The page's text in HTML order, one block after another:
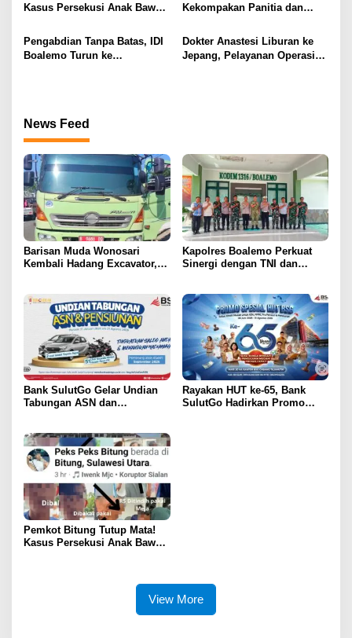
Kasus Persekusi Anak Bawah
Katung Tanpa Atensi
Kekompakan Panitia dan
pada HBDI ke-118
Pengabdian Tanpa Batas, IDI
Boalemo Turun ke
Dokter Anastesi Liburan ke
Jepang, Pelayanan Operasi
News Feed
Barisan Muda Wonosari
Kembali Hadang Excavator,
Kapolres Boalemo Perkuat
Sinergi dengan TNI dan
Bank SulutGo Gelar Undian
Tabungan ASN dan
Rayakan HUT ke-65, Bank
SulutGo Hadirkan Promo
Pemkot Bitung Tutup Mata!
Kasus Persekusi Anak Bawah
View More